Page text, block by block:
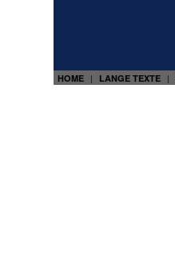
HOME | LANGE TEXTE |